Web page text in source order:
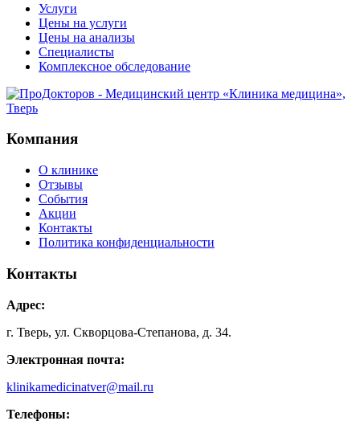
Услуги
Цены на услуги
Цены на анализы
Специалисты
Комплексное обследование
Компания
О клинике
Отзывы
События
Акции
Контакты
Политика конфиденциальности
Контакты
Адрес:
г. Тверь, ул. Скворцова-Степанова, д. 34.
Электронная почта:
klinikamedicinatver@mail.ru
Телефоны: